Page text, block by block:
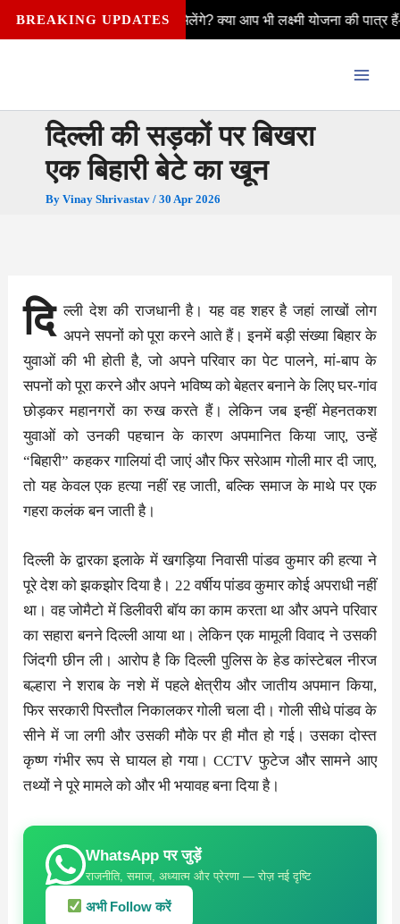
Skip
to
BREAKING UPDATES
₹2,500 कैसे मिलेंगे? क्या आप भी लक्ष्मी योजना की पात्र हैं—विवाहित,
दिल्ली की सड़कों पर बिखरा
एक बिहारी बेटे का खून
By Vinay Shrivastav / 30 Apr 2026
दि ल्ली देश की राजधानी है। यह वह शहर है जहां लाखों लोग
अपने सपनों को पूरा करने आते हैं। इनमें बड़ी संख्या बिहार के
युवाओं की भी होती है, जो अपने परिवार का पेट पालने, मां-बाप के
सपनों को पूरा करने और अपने भविष्य को बेहतर बनाने के लिए घर-गांव
छोड़कर महानगरों का रुख करते हैं। लेकिन जब इन्हीं मेहनतकश
युवाओं को उनकी पहचान के कारण अपमानित किया जाए, उन्हें
“बिहारी” कहकर गालियां दी जाएं और फिर सरेआम गोली मार दी जाए,
तो यह केवल एक हत्या नहीं रह जाती, बल्कि समाज के माथे पर एक
गहरा कलंक बन जाती है।
दिल्ली के द्वारका इलाके में खगड़िया निवासी पांडव कुमार की हत्या ने
पूरे देश को झकझोर दिया है। 22 वर्षीय पांडव कुमार कोई अपराधी नहीं
था। वह जोमैटो में डिलीवरी बॉय का काम करता था और अपने परिवार
का सहारा बनने दिल्ली आया था। लेकिन एक मामूली विवाद ने उसकी
जिंदगी छीन ली। आरोप है कि दिल्ली पुलिस के हेड कांस्टेबल नीरज
बल्हारा ने शराब के नशे में पहले क्षेत्रीय और जातीय अपमान किया,
फिर सरकारी पिस्तौल निकालकर गोली चला दी। गोली सीधे पांडव के
सीने में जा लगी और उसकी मौके पर ही मौत हो गई। उसका दोस्त
कृष्ण गंभीर रूप से घायल हो गया। CCTV फुटेज और सामने आए
तथ्यों ने पूरे मामले को और भी भयावह बना दिया है।
WhatsApp पर जुड़ें
राजनीति, समाज, अध्यात्म और प्रेरणा — रोज़ नई दृष्टि
अभी Follow करें